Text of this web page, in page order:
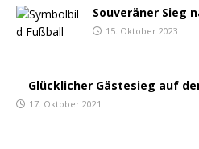
Souveräner Sieg
15. Oktober 2023
Glücklicher Gästesieg auf
17. Oktober 2021